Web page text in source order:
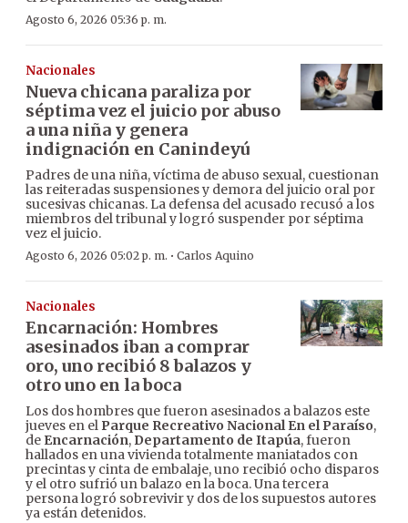
Agosto 6, 2026 05:36 p. m.
Nacionales
Nueva chicana paraliza por
séptima vez el juicio por abuso
a una niña y genera
indignación en Canindeyú
Padres de una niña, víctima de abuso sexual, cuestionan
las reiteradas suspensiones y demora del juicio oral por
sucesivas chicanas. La defensa del acusado recusó a los
miembros del tribunal y logró suspender por séptima
vez el juicio.
Agosto 6, 2026 05:02 p. m. · Carlos Aquino
Nacionales
Encarnación: Hombres
asesinados iban a comprar
oro, uno recibió 8 balazos y
otro uno en la boca
Los dos hombres que fueron asesinados a balazos este
jueves en el Parque Recreativo Nacional En el Paraíso,
de Encarnación, Departamento de Itapúa, fueron
hallados en una vivienda totalmente maniatados con
precintas y cinta de embalaje, uno recibió ocho disparos
y el otro sufrió un balazo en la boca. Una tercera
persona logró sobrevivir y dos de los supuestos autores
ya están detenidos.